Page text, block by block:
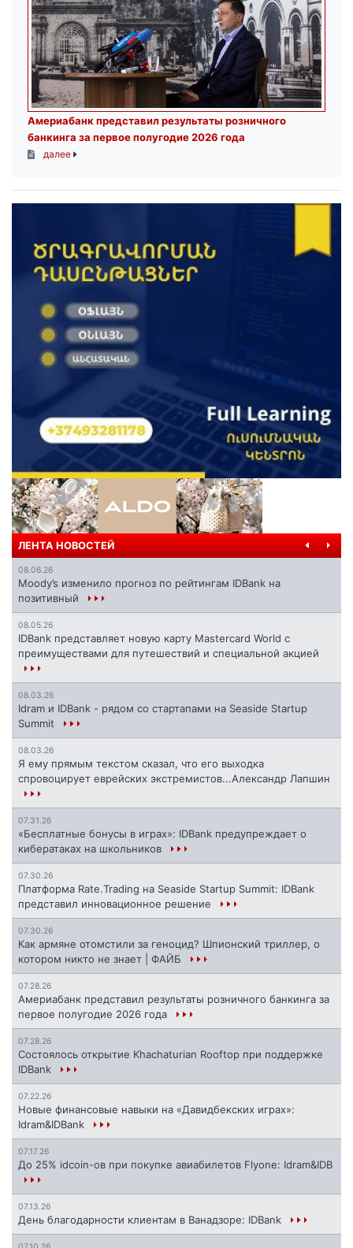
Америабанк представил результаты розничного
банкинга за первое полугодие 2026 года
далее
ЛЕНТА НОВОСТЕЙ
08.06.26
Moody’s изменило прогноз по рейтингам IDBank на
позитивный
08.05.26
IDBank представляет новую карту Mastercard World с
преимуществами для путешествий и специальной акцией
08.03.26
Idram и IDBank - рядом со стартапами на Seaside Startup
Summit
08.03.26
Я ему прямым текстом сказал, что его выходка
спровоцирует еврейских экстремистов...Александр Лапшин
07.31.26
«Бесплатные бонусы в играх»: IDBank предупреждает о
кибератаках на школьников
07.30.26
Платформа Rate.Trading на Seaside Startup Summit: IDBank
представил инновационное решение
07.30.26
Как армяне отомстили за геноцид? Шпионский триллер, о
котором никто не знает | ФАЙБ
07.28.26
Америабанк представил результаты розничного банкинга за
первое полугодие 2026 года
07.28.26
Состоялось открытие Khachaturian Rooftop при поддержке
IDBank
07.22.26
Новые финансовые навыки на «Давидбекских играх»:
Idram&IDBank
07.17.26
До 25% idcoin-ов при покупке авиабилетов Flyone: Idram&IDB
07.13.26
День благодарности клиентам в Ванадзоре: IDBank